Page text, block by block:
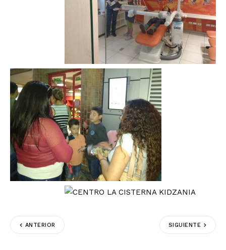
ANTERIOR SIGUIENTE